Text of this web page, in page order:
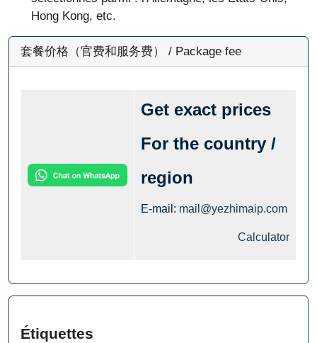
Hong Kong, etc.
套餐价格（官费和服务费） / Package fee
Get exact prices
For the country /
region
E-mail: mail@yezhimaip.com
Calculator
Étiquettes